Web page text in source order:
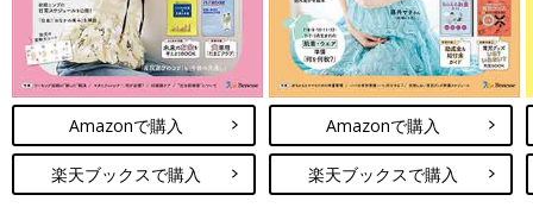
Amazonで購入
楽天ブックスで購入
Amazonで購入
楽天ブックスで購入